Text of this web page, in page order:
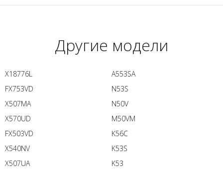
Другие модели
X18776L
FX753VD
X507MA
X570UD
FX503VD
X540NV
X507UA
A553SA
N53S
N50V
M50VM
K56C
K53S
K53